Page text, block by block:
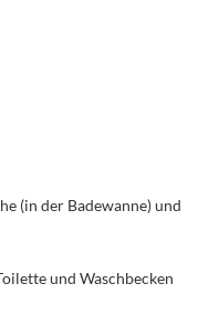
(in der Badewanne) und
und Waschbecken